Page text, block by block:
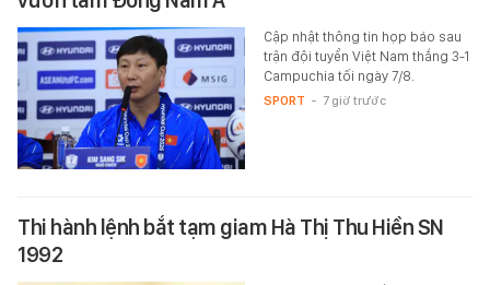
Cập nhật thông tin họp báo sau
trận đội tuyển Việt Nam thắng 3-1
Campuchia tối ngày 7/8.
SPORT - 7 giờ trước
Thi hành lệnh bắt tạm giam Hà Thị Thu Hiền SN
1992